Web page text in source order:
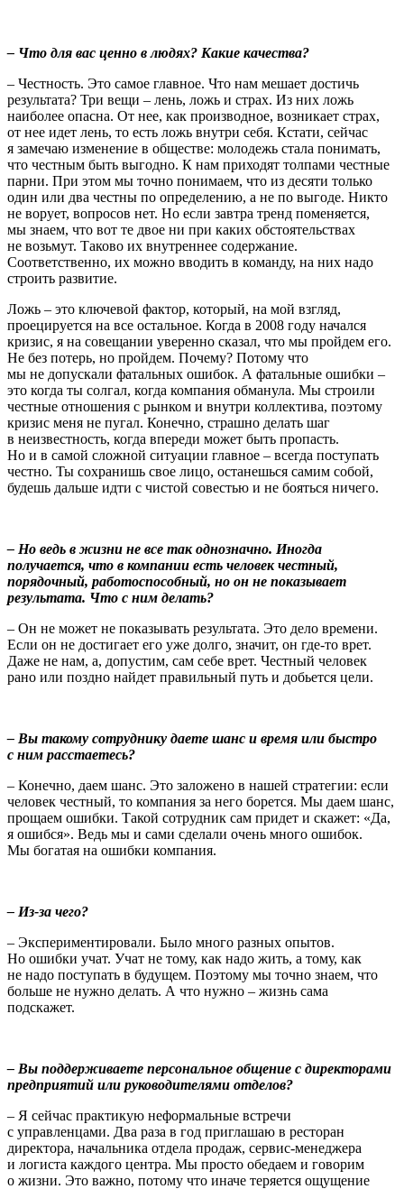
– Что для вас ценно в людях? Какие качества?
– Честность. Это самое главное. Что нам мешает достичь
результата? Три вещи – лень, ложь и страх. Из них ложь
наиболее опасна. От нее, как производное, возникает страх,
от нее идет лень, то есть ложь внутри себя. Кстати, сейчас
я замечаю изменение в обществе: молодежь стала понимать,
что честным быть выгодно. К нам приходят толпами честные
парни. При этом мы точно понимаем, что из десяти только
один или два честны по определению, а не по выгоде. Никто
не ворует, вопросов нет. Но если завтра тренд поменяется,
мы знаем, что вот те двое ни при каких обстоятельствах
не возьмут. Таково их внутреннее содержание.
Соответственно, их можно вводить в команду, на них надо
строить развитие.
Ложь – это ключевой фактор, который, на мой взгляд,
проецируется на все остальное. Когда в 2008 году начался
кризис, я на совещании уверенно сказал, что мы пройдем его.
Не без потерь, но пройдем. Почему? Потому что
мы не допускали фатальных ошибок. А фатальные ошибки –
это когда ты солгал, когда компания обманула. Мы строили
честные отношения с рынком и внутри коллектива, поэтому
кризис меня не пугал. Конечно, страшно делать шаг
в неизвестность, когда впереди может быть пропасть.
Но и в самой сложной ситуации главное – всегда поступать
честно. Ты сохранишь свое лицо, останешься самим собой,
будешь дальше идти с чистой совестью и не бояться ничего.
– Но ведь в жизни не все так однозначно. Иногда
получается, что в компании есть человек честный,
порядочный, работоспособный, но он не показывает
результата. Что с ним делать?
– Он не может не показывать результата. Это дело времени.
Если он не достигает его уже долго, значит, он где-то врет.
Даже не нам, а, допустим, сам себе врет. Честный человек
рано или поздно найдет правильный путь и добьется цели.
– Вы такому сотруднику даете шанс и время или быстро
с ним расстаетесь?
– Конечно, даем шанс. Это заложено в нашей стратегии: если
человек честный, то компания за него борется. Мы даем шанс,
прощаем ошибки. Такой сотрудник сам придет и скажет: «Да,
я ошибся». Ведь мы и сами сделали очень много ошибок.
Мы богатая на ошибки компания.
– Из-за чего?
– Экспериментировали. Было много разных опытов.
Но ошибки учат. Учат не тому, как надо жить, а тому, как
не надо поступать в будущем. Поэтому мы точно знаем, что
больше не нужно делать. А что нужно – жизнь сама
подскажет.
– Вы поддерживаете персональное общение с директорами
предприятий или руководителями отделов?
– Я сейчас практикую неформальные встречи
с управленцами. Два раза в год приглашаю в ресторан
директора, начальника отдела продаж, сервис-менеджера
и логиста каждого центра. Мы просто обедаем и говорим
о жизни. Это важно, потому что иначе теряется ощущение